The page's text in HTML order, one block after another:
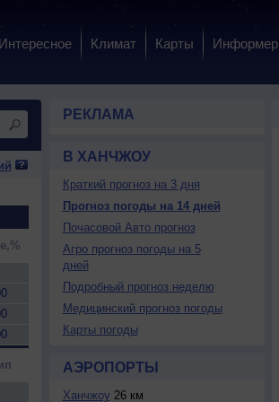
Интересное Климат Карты Информер
РЕКЛАМА
В ХАНЧЖОУ
Краткий прогноз на 3 дня
Прогноз погоды на 14 дней
Почасовой Авто прогноз
Агро прогноз погоды на 5
дней
Подробный прогноз неделю
Медицинский прогноз погоды
Карты погоды
АЭРОПОРТЫ
Ханчжоу 26 км